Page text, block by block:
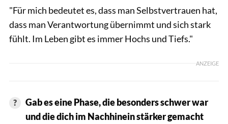
"Für mich bedeutet es, dass man Selbstvertrauen hat,
dass man Verantwortung übernimmt und sich stark
fühlt. Im Leben gibt es immer Hochs und Tiefs."
ANZEIGE
Gab es eine Phase, die besonders schwer war
und die dich im Nachhinein stärker gemacht